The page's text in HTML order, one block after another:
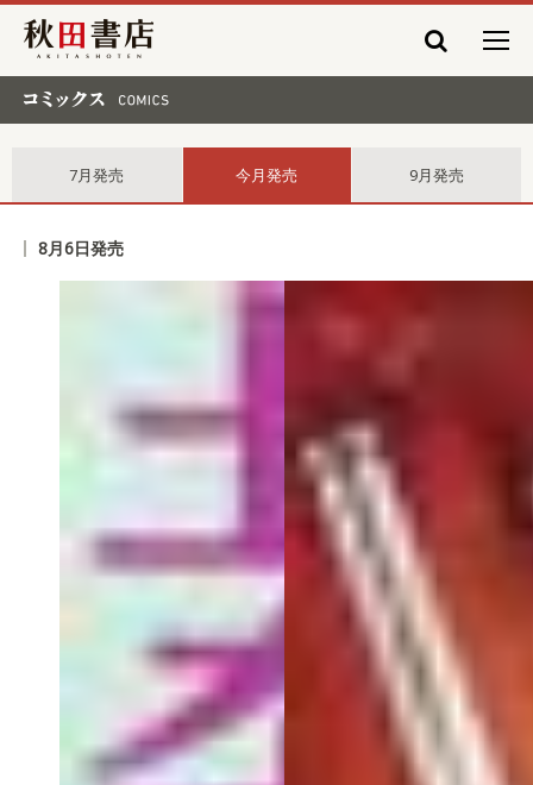
秋田書店
7月発売 今月発売 9月発売
8月6日発売